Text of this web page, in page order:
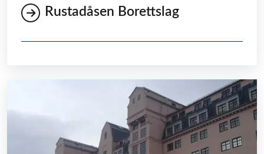
Rustadåsen Borettslag